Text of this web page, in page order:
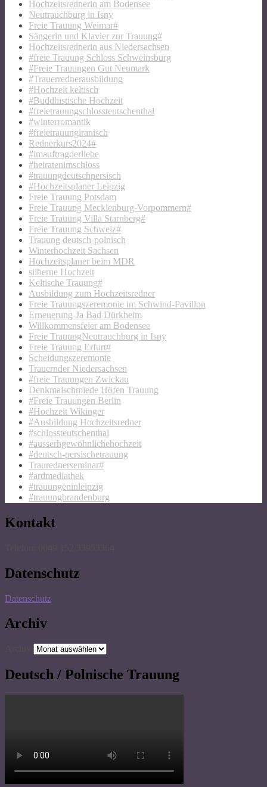
Hochzeitsrednerin am Bodensee
Neutrauchburg in Isny
Freie Trauung Weimar#
Sängerin und Klavier zur Trauung#
Hochzeitsrednerin aus Niedersachsen
#freie Trauung Schloss Schweinsburg
#Freie Trauungen Gut Neumark
#Trauerrednerausbildung
#Hochzeit keltisch
#Buddhistische Hochzeit
#freietrauungschlossteutschenthal
#winterromantik
#freietrauungiranisch
Rednerkurs2024#
#imauftragderliebe
#heiratenimschloss
#trauungdeutschpersisch
#Hochzeitsplaner Leipzig
Freie Trauung Potsdam
Freie Trauung Mecklenburg-Vorpommern#
Freie Trauung Villa Starnberg#
Freie Trauung Schweiz#
Trauung deutsch-polnisch
Winterhochzeit Sachsen
Hochzeitsplaner beim MDR
silberne Hochzeit
Keltische Trauung#
Ausbildung zum Hochzeitsredner
Freie Trauungszeremonie im Schwind-Pavillon
Erneuerung-Ja Bad Dürkheim
Willkommensfeier am Bodensee
Freie TrauungNeutrauchburg in Isny
Freie Trauung Erfurt#
Scheidungszeremonie
Trauernder Niedersachsen
#freie Trauungen Zwickau
Denkmalschmiede Höfen Trauung
#Freie Trauungen Berlin
#Hochzeit Wikinger
#Ausbildung Hochzeitsredner
#schlossteutschenthal
#ausserhgewöhnlichehochzeit
#deutsch-persischetrauung
Traurednerseminar#
#ardmediathek
#trauungeninleipzig
#trauungbrandenburg
Kontakt
Datenschutz
Datenschutz
Archiv
Deutsch / Polnische Trauung